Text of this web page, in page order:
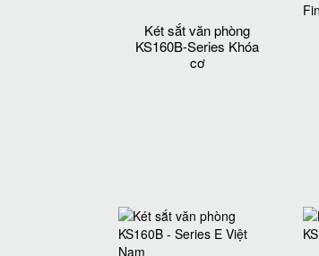
Két sắt văn phòng
KS160B-Series Khóa
cơ